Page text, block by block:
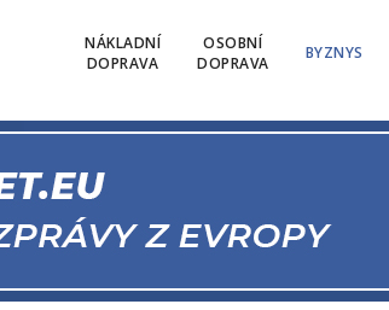
NÁKLADNÍ
DOPRAVA
OSOBNÍ
DOPRAVA
BYZNYS